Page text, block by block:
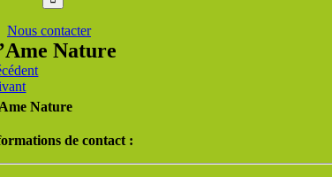
Nous contacter
Nature
Nature
de contact :